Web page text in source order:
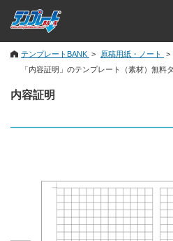
テンプレートBANK 原稿用紙・ノート
「内容証明」のテンプレート（素材）無料
内容証明